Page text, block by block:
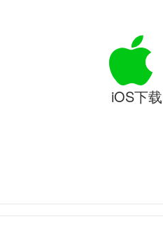
iOS下载